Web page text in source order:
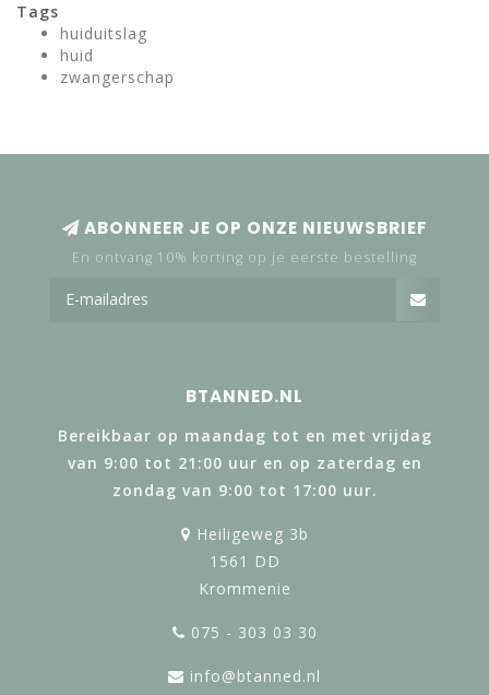
Tags
huiduitslag
huid
zwangerschap
ABONNEER JE OP ONZE NIEUWSBRIEF
En ontvang 10% korting op je eerste bestelling
BTANNED.NL
Bereikbaar op maandag tot en met vrijdag
van 9:00 tot 21:00 uur en op zaterdag en
zondag van 9:00 tot 17:00 uur.
Heiligeweg 3b
1561 DD
Krommenie
075 - 303 03 30
info@btanned.nl